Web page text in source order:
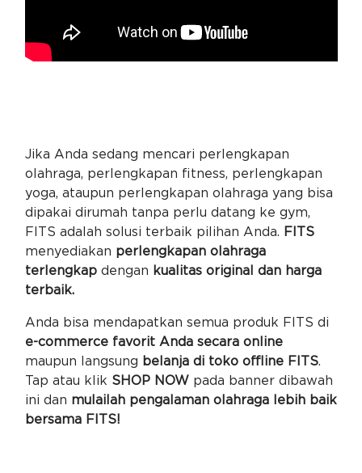
Jika Anda sedang mencari perlengkapan
olahraga, perlengkapan fitness, perlengkapan
yoga, ataupun perlengkapan olahraga yang bisa
dipakai dirumah tanpa perlu datang ke gym,
FITS adalah solusi terbaik pilihan Anda. FITS
menyediakan perlengkapan olahraga
terlengkapdengan kualitas original dan harga
terbaik.
Anda bisa mendapatkan semua produk FITS di
e-commerce favorit Anda secara online
maupun langsung belanja di toko offline FITS.
Tap atau klik SHOP NOW pada banner dibawah
ini dan mulailah pengalaman olahraga lebih baik
bersama FITS!